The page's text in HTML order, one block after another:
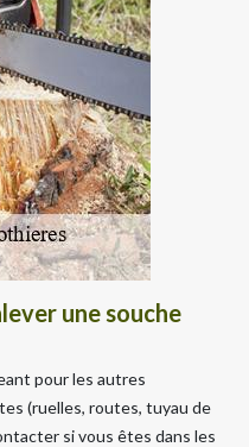
une souche
pour les autres
(ruelles, routes, tuyau de
si vous êtes dans les